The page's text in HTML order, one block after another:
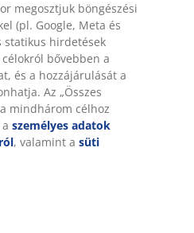
megosztjuk böngészési
(pl. Google, Meta és
statikus hirdetések
bővebben a
és a hozzájárulását a
Az „Összes
mindhárom célhoz
személyes adatok
, valamint a süti